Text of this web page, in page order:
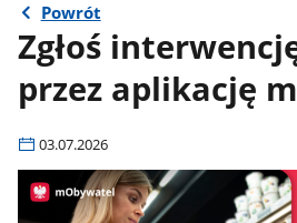
Powrót
Zgłoś
przez aplikację
03.07.2026